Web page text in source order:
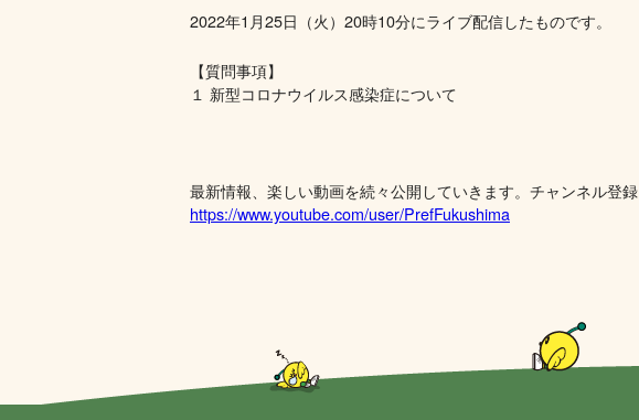
2022年1月25日（火）20時10分にライブ配信したものです。
​【質問事項】
１ 新型コロナウイルス感染症について
最新情報、楽しい動画を続々公開していきます。チャンネル登
https://www.youtube.com/user/PrefFukushima